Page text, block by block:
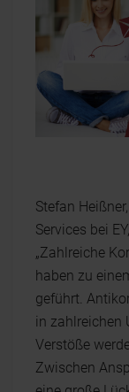
Stefan
Services bei
„Zahlreiche
haben zu
geführt.
in zahlreichen
Verstöße
Zwischen